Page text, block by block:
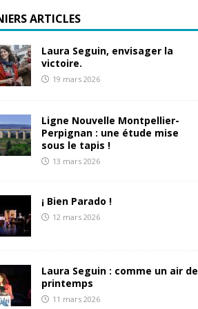
ARTICLES
Laura Seguin, envisager la
victoire.
19 mars 2026
Ligne Nouvelle Montpellier-
Perpignan : une étude mise
sous le tapis !
13 mars 2026
¡ Bien Parado !
12 mars 2026
Laura Seguin : comme un air de
printemps
11 mars 2026